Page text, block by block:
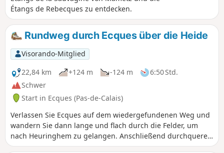
Étangs de Rebecques zu entdecken.
Rundweg durch Ecques über die Heide
Visorando-Mitglied
22,84 km
+124 m -124 m
6:50 Std.
Schwer
Start in Ecques (Pas-de-Calais)
Verlassen Sie Ecques auf dem wiedergefundenen Weg und
wandern Sie dann lange und flach durch die Felder, um
nach Heuringhem zu gelangen. Anschließend durchqueren
Sie die Heiden von Blendecques, Rietz de l'Église und